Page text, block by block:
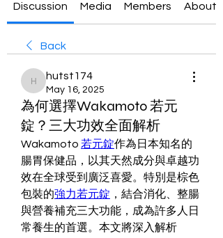
Discussion Media Members About
Back
hutst174
hutst174
May 16, 2025
為何選擇Wakamoto 若元
錠？三大功效全面解析
Wakamoto 若元錠作為日本知名的
腸胃保健品，以其天然成分與卓越功
效在全球受到廣泛喜愛。特別是棕色
包裝的強力若元錠 ，結合消化、整腸
與營養補充三大功能，成為許多人日
常養生的首選。本文將深入解析